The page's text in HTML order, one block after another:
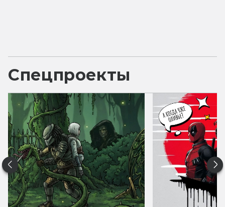
Спецпроекты